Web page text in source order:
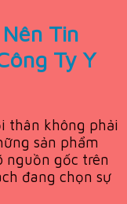
Tin
Ty Y
thân không phải
sản phẩm
nguồn gốc trên
đang chọn sự